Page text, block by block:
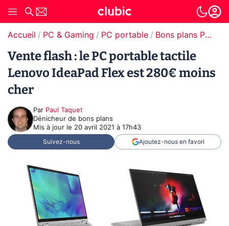
Accueil PC & Gaming PC portable Bons plans PC portable
Vente flash : le PC portable tactile
Lenovo IdeaPad Flex est 280€ moins
cher
Par Paul Taquet
Dénicheur de bons plans
Mis à jour le 20 avril 2021 à 17h43
Suivez-nous Ajoutez-nous en favori